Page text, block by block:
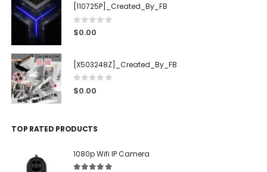
[110725P]_Created_By_FB
0out of 5
$0.00
[X503248Z]_Created_By_FB
0 out of 5
$0.00
TOP RATED PRODUCTS
1080p Wifi IP Camera